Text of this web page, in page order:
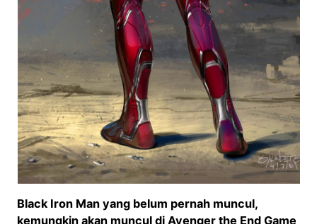
Black Iron Man yang belum pernah muncul,
kemungkin akan muncul di Avenger the End Game